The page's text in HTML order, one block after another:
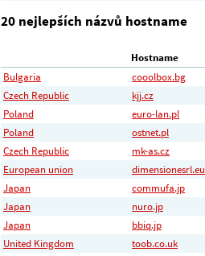
20 nejlepších názvů hostname
Hostname
Bulgaria
cooolbox.bg
Czech Republic
kjj.cz
Poland
euro-lan.pl
Poland
ostnet.pl
Czech Republic
mk-as.cz
European union
dimensionesrl.eu
Japan
commufa.jp
Japan
nuro.jp
Japan
bbiq.jp
United Kingdom
toob.co.uk